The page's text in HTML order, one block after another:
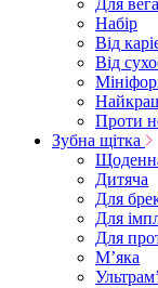
Для
Набір
Від
Від
Проти
Зубна щітка
Дитяча
Для
Для
Для
Мʼяка